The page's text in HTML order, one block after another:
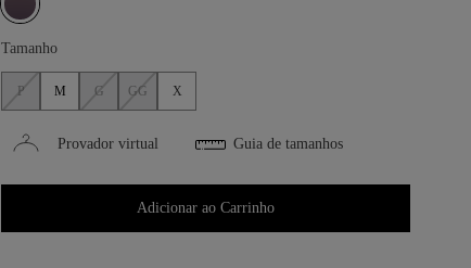
Tamanho
P M G GG X
Provador virtual Guia de tamanhos
Adicionar ao Carrinho